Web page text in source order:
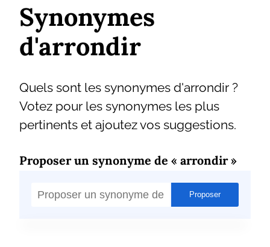
Synonymes
d'arrondir
Quels sont les synonymes d'arrondir ?
Votez pour les synonymes les plus
pertinents et ajoutez vos suggestions.
Proposer un synonyme de « arrondir »